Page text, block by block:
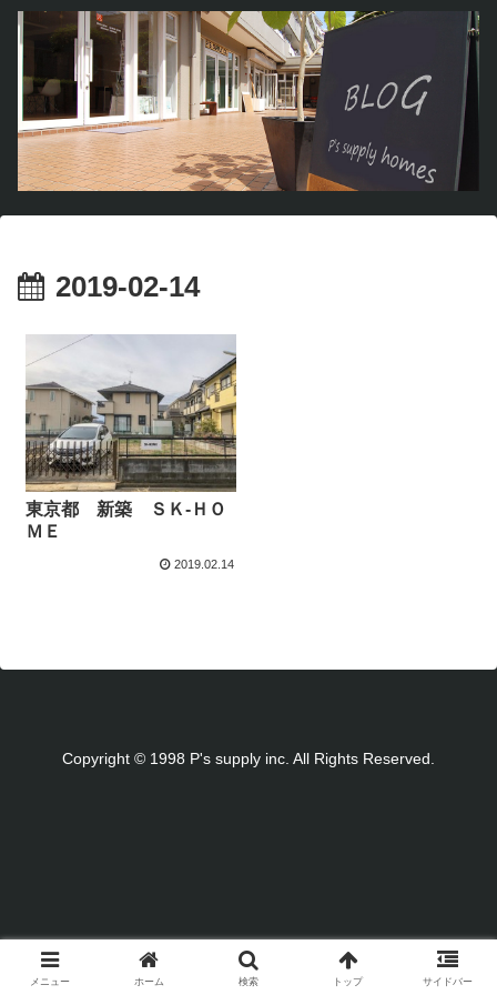
2019-02-14
東京都 新築 ＳＫ-ＨＯ
ＭＥ
2019.02.14
Copyright © 1998 P's supply inc. All Rights Reserved.
メニュー ホーム 検索 トップ サイドバー